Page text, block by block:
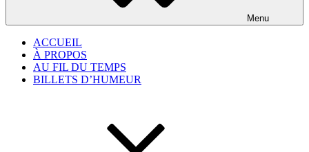
Menu
ACCUEIL
À PROPOS
AU FIL DU TEMPS
BILLETS D’HUMEUR